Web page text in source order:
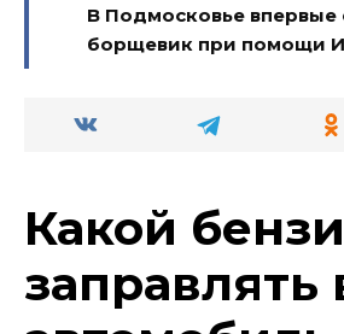
В Подмосковье
борщевик при помощи
Какой
заправлять